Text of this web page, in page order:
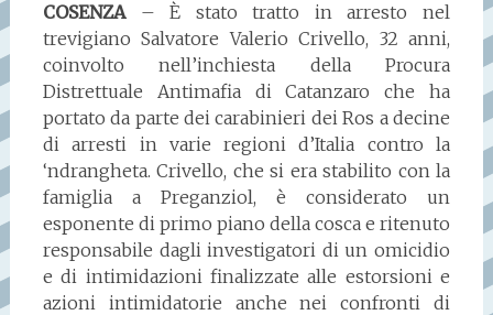
COSENZA – È stato tratto in arresto nel
trevigiano Salvatore Valerio Crivello, 32 anni,
coinvolto nell’inchiesta della Procura
Distrettuale Antimafia di Catanzaro che ha
portato da parte dei carabinieri dei Ros a decine
di arresti in varie regioni d’Italia contro la
‘ndrangheta. Crivello, che si era stabilito con la
famiglia a Preganziol, è considerato un
esponente di primo piano della cosca e ritenuto
responsabile dagli investigatori di un omicidio
e di intimidazioni finalizzate alle estorsioni e
azioni intimidatorie anche nei confronti di